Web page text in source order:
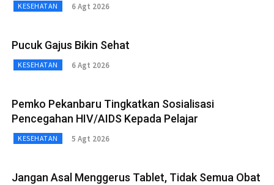
KESEHATAN 6 Agt 2026
Pucuk Gajus Bikin Sehat
KESEHATAN 6 Agt 2026
Pemko Pekanbaru Tingkatkan Sosialisasi
Pencegahan HIV/AIDS Kepada Pelajar
KESEHATAN 5 Agt 2026
Jangan Asal Menggerus Tablet, Tidak Semua Obat